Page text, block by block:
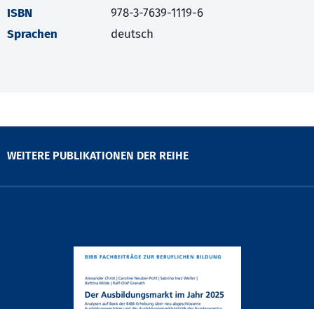
ISBN
978-3-7639-1119-6
Sprachen
deutsch
WEITERE PUBLIKATIONEN DER REIHE